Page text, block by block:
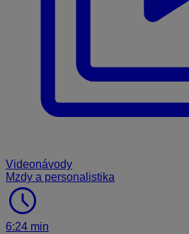
Videonávody
Mzdy a personalistika
schedule
6:24 min